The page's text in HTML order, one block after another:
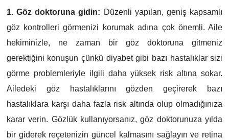
1. Göz doktoruna gidin: Düzenli yapılan, geniş kapsamlı
göz kontrolleri görmenizi korumak adına çok önemli. Aile
hekiminizle, ne zaman bir göz doktoruna gitmeniz
gerektiğini konuşun çünkü diyabet gibi bazı hastalıklar sizi
görme problemleriyle ilgili daha yüksek risk altına sokar.
Ailedeki göz hastalıklarını gözden geçirerek bazı
hastalıklara karşı daha fazla risk altında olup olmadığınıza
karar verin. Gözlük kullanıyorsanız, göz doktorunuza yılda
bir giderek reçetenizin güncel kalmasını sağlayın ve retina